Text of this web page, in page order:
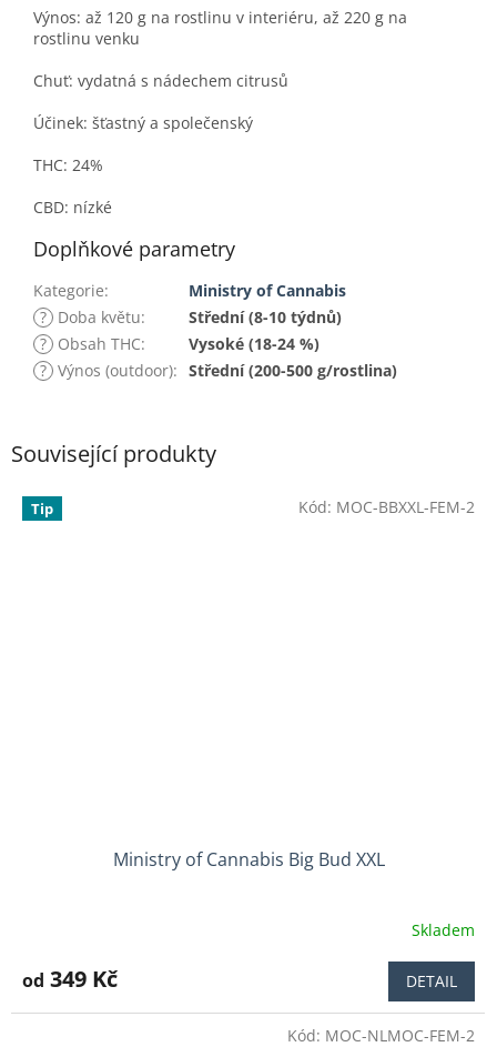
Související produkty
Tip
Ministry of Cannabis Big Bud XXL
produktu
4,1
Skladem
od 349 Kč DETAIL
Kód: MOC-BBXXL-FEM-2
Kód: MOC-NLMOC-FEM-2
Výnos: až 120 g na rostlinu v interiéru, až 220 g na
rostlinu venku
Chuť: vydatná s nádechem citrusů
Účinek: šťastný a společenský
THC: 24%
CBD: nízké
Doplňkové parametry
Kategorie:
Ministry of Cannabis
? Doba květu:
Střední (8-10 týdnů)
? Obsah THC:
Vysoké (18-24 %)
? Výnos (outdoor): Střední (200-500 g/rostlina)